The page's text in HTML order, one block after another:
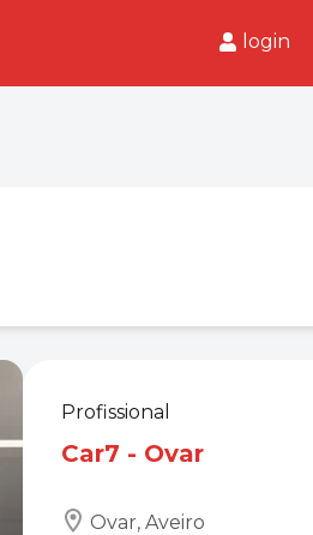
login
Profissional
Car7 - Ovar
Ovar, Aveiro